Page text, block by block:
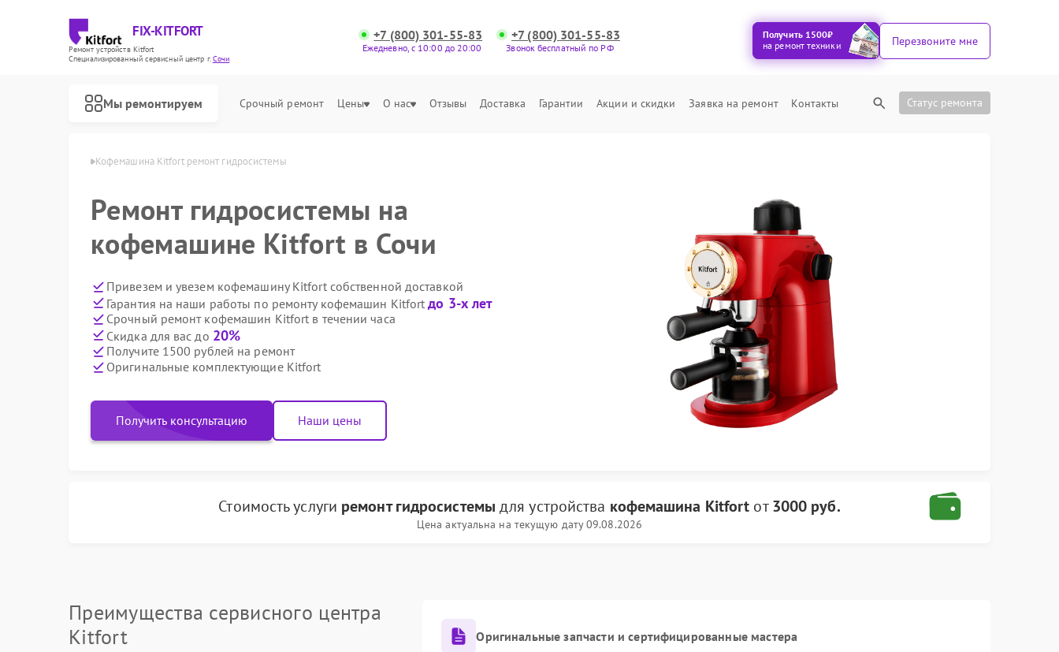
FIX-KITFORT
Ремонт устройств Kitfort
Специализированный cервисный центр г.Сочи
+7 (800) 301-55-83
Ежедневно, с 10:00 до 20:00
+7 (800) 301-55-83
Звонок бесплатный по РФ
Получить 1500₽
на ремонт техники
Перезвоните мне
Мы ремонтируем Срочный ремонт Цены О нас Отзывы Доставка Гарантии Акции и скидки Заявка на ремонт Контакты Статус ремонта
Кофемашина Kitfort ремонт гидросистемы
Ремонт гидросистемы на
кофемашине Kitfort в Сочи
Привезем и увезем кофемашину Kitfort собственной доставкой
Гарантия на наши работы по ремонту кофемашин Kitfortдо 3-х лет
Срочный ремонт кофемашин Kitfort в течении часа
Скидка для вас до 20%
Получите 1500 рублей на ремонт
Оригинальные комплектующие Kitfort
Получить консультацию Наши цены
Стоимость услуги ремонт гидросистемы для устройства кофемашина Kitfort от3000 руб.
Цена актуальна на текущую дату 09.08.2026
Преимущества сервисного центра
Kitfort
Оригинальные запчасти и сертифицированные мастера